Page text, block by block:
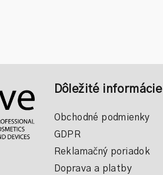
Dôležité informácie
Obchodné podmienky
GDPR
Reklamačný poriadok
Doprava a platby